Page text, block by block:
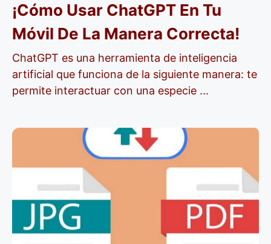
¡Cómo Usar ChatGPT En Tu
Móvil De La Manera Correcta!
ChatGPT es una herramienta de inteligencia
artificial que funciona de la siguiente manera: te
permite interactuar con una especie ...